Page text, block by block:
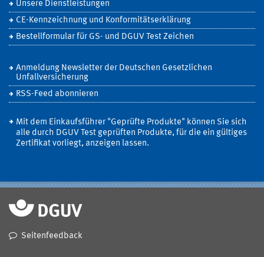
Unsere Dienstleistungen
CE-Kennzeichnung und Konformitätserklärung
Bestellformular für GS- und DGUV Test Zeichen
Anmeldung Newsletter der Deutschen Gesetzlichen
Unfallversicherung
RSS-Feed abonnieren
Mit dem Einkaufsführer "Geprüfte Produkte" können Sie sich
alle durch DGUV Test geprüften Produkte, für die ein gültiges
Zertifikat vorliegt, anzeigen lassen.
Seitenfeedback